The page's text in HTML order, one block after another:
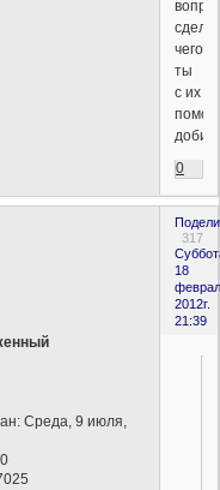
чего
ты
с их
0
317
18
2012г.
21:39
: Среда, 9 июля,
0